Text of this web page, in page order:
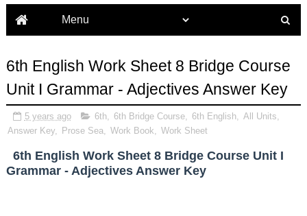
6th English Work Sheet 8 Bridge Course
Unit I Grammar - Adjectives Answer Key
5 years ago 6th, 6th Bridge Course, 6th English, All Units
Answer Key, Prose Sea Work Book Work Sheet
6th English Work Sheet 8 Bridge Course Unit I
Grammar - Adjectives Answer Key